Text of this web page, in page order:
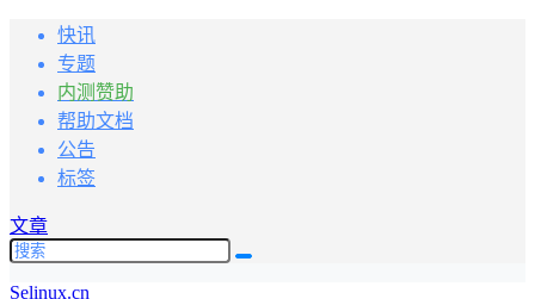
快讯
专题
内测赞助
帮助文档
公告
标签
文章
Selinux.cn